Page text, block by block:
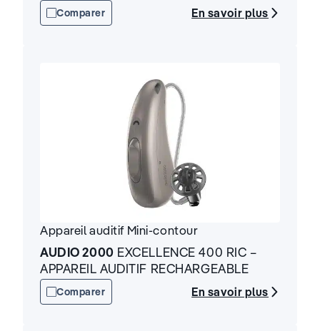
Comparer En savoir plus
Appareil auditif Mini-contour
AUDIO 2000 EXCELLENCE 400 RIC –
APPAREIL AUDITIF RECHARGEABLE
Comparer En savoir plus